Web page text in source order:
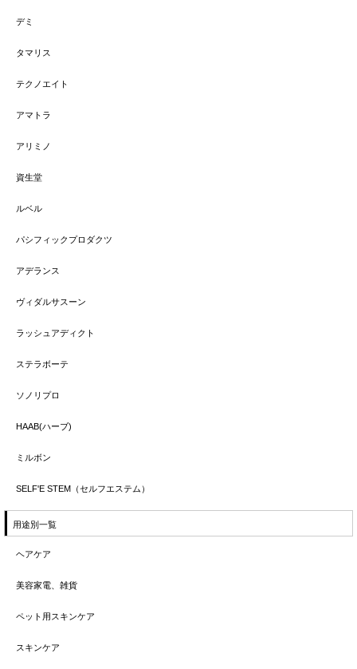
デミ
タマリス
テクノエイト
アマトラ
アリミノ
資生堂
ルベル
パシフィックプロダクツ
アデランス
ヴィダルサスーン
ラッシュアディクト
ステラボーテ
ソノリプロ
HAAB(ハーブ)
ミルボン
SELF'E STEM（セルフエステム）
用途別一覧
ヘアケア
美容家電、雑貨
ペット用スキンケア
スキンケア